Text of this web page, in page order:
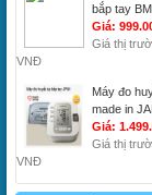
bắp tay
Giá:
Giá thị
VNĐ
Máy đo
made in
Giá:
Giá thị
VNĐ